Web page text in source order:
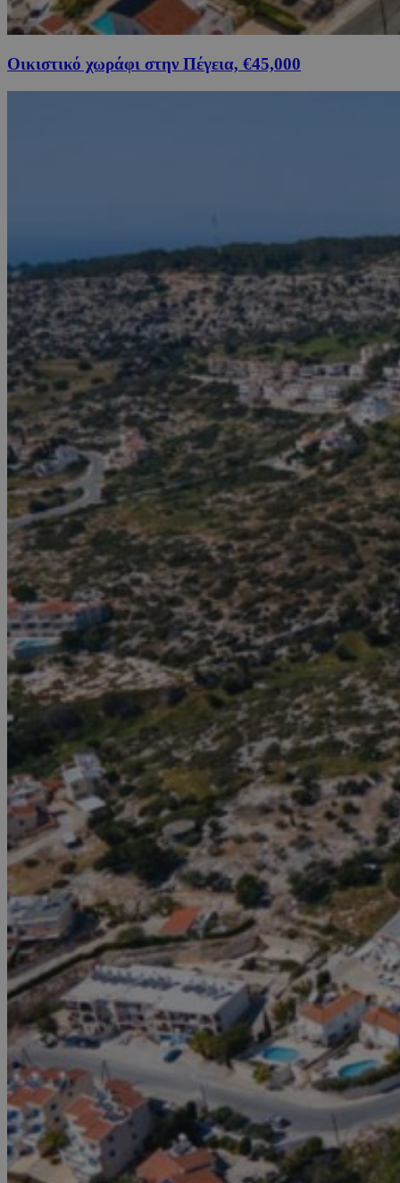
Οικιστικό χωράφι στην Πέγεια, €45,000